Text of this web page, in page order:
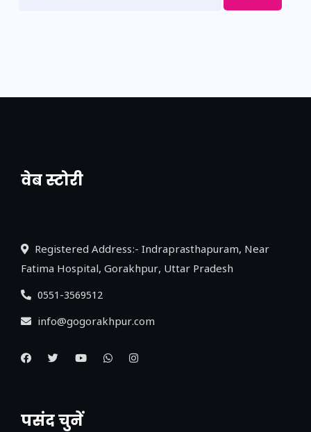
वेब स्टोरी
नया एक्सप्रेसवे: पूर्वांचल का लक, डेवलपमेंट का
Registered Address:- Indraprasthapuram, Near
Fatima Hospital, Gorakhpur, Uttar Pradesh
0551-3569512
info@gogorakhpur.com
पसंद चुनें